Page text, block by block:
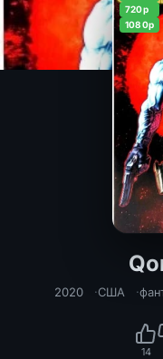
720p
1080p
Qonli
2020 США
14